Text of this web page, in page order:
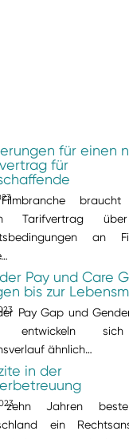
für einen
für
braucht
Tarifvertrag
an
Pay und Care
bis zur
Pay Gap und
entwickeln
ähnlich…
in der
zehn Jahren
ein